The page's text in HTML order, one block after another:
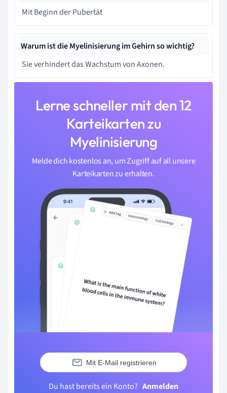
Mit Beginn der Pubertät
Warum ist die Myelinisierung im Gehirn so wichtig?
Sie verhindert das Wachstum von Axonen.
Lerne schneller mit den 12
Karteikarten zu
Myelinisierung
Melde dich kostenlos an, um Zugriff auf all unsere
Karteikarten zu erhalten.
Mit E-Mail registrieren
Du hast bereits ein Konto? Anmelden